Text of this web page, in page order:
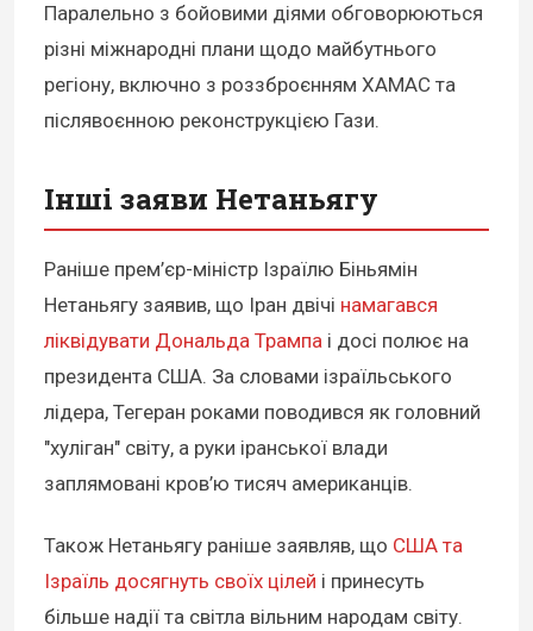
Паралельно з бойовими діями обговорюються
різні міжнародні плани щодо майбутнього
регіону, включно з роззброєнням ХАМАС та
післявоєнною реконструкцією Гази.
Інші заяви Нетаньягу
Раніше прем’єр-міністр Ізраїлю Біньямін
Нетаньягу заявив, що Іран двічі намагався
ліквідувати Дональда Трампа і досі полює на
президента США. За словами ізраїльського
лідера, Тегеран роками поводився як головний
"хуліган" світу, а руки іранської влади
заплямовані кров’ю тисяч американців.
Також Нетаньягу раніше заявляв, що США та
Ізраїль досягнуть своїх цілей і принесуть
більше надії та світла вільним народам світу.